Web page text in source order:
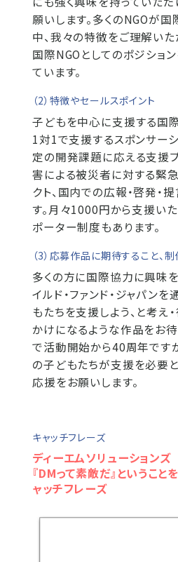
願いします。多くのNGOが
中、我々の特徴をご理解いた
国際NGOとしてのポジショ
ています。
（2）特徴やセールスポイント
子どもを中心に支援する国
1対1で支援するスポンサーシ
定の開発課題に応える支援
害による被災者に対する緊
クト、国内での広報・啓発・
す。月々1000円から支援い
ポーター制度もあります。
（3）応募作品に期待すること、
多くの方に国際協力に興味を
イルド・ファンド・ジャパン
もたちを支援しよう、と考え
かけになるような作品をお待
で活動開始から40周年です
の子どもたちが支援を必要
応援をお願いします。
キャッチフレーズ
ディーエムソリューションズ
『DMって素敵だ』というこ
ャッチフレーズ